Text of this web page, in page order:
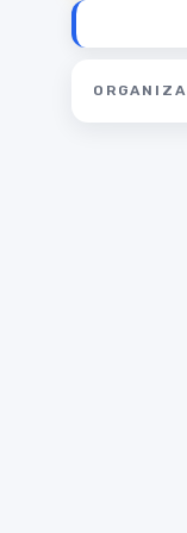
ORGANIZA